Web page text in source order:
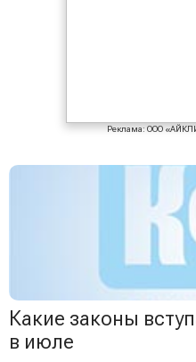
Реклама: ООО
Какие законы
в июле